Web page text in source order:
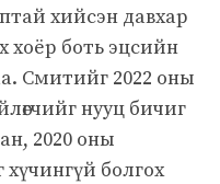
хийсэн давхар
хоёр боть эцсийн
Смитийг 2022 оны
нууц бичиг
2020 оны
хүчингүй болгох